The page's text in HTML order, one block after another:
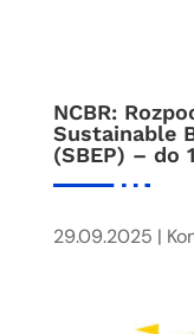
NCBR:
Sustainable
(SBEP) – do
29.09.2025 |